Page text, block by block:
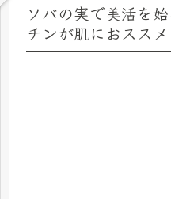
ソバの実で美活を
チンが肌におススメ